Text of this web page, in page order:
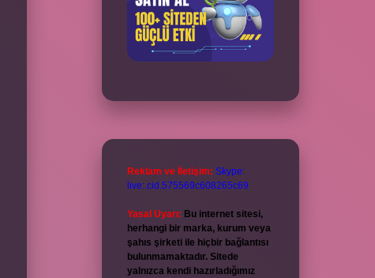
Reklam ve İletişim: Skype:
live:.cid.575569c608265c69
Yasal Uyarı: Bu internet sitesi,
herhangi bir marka, kurum veya
şahıs şirketi ile hiçbir bağlantısı
bulunmamaktadır. Sitede
yalnızca kendi hazırladığımız